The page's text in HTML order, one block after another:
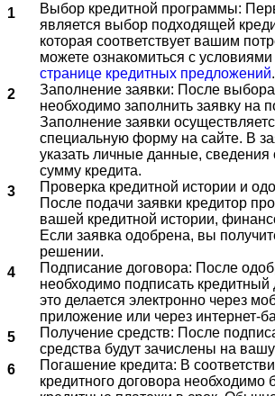
Выбор кредитной программы:
является выбор подходящей
которая соответствует вашим
можете ознакомиться с
странице кредитных предложений.
Заполнение заявки: После
необходимо заполнить заявку на
Заполнение заявки
специальную форму на сайте. В
указать личные данные, сведения
сумму кредита.
Проверка кредитной истории и
После подачи заявки кредитор
вашей кредитной истории,
Если заявка одобрена, вы
решении.
Подписание договора: После
необходимо подписать
это делается электронно через
приложение или через интернет-
Получение средств: После
средства будут зачислены на
Погашение кредита: В
кредитного договора необходимо